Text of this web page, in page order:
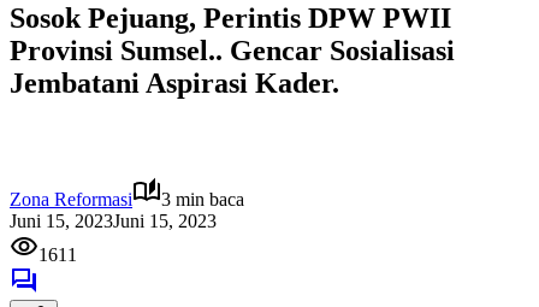
Sosok Pejuang, Perintis DPW PWII
Provinsi Sumsel.. Gencar Sosialisasi
Jembatani Aspirasi Kader.
Zona Reformasi
3 min baca
Juni 15, 2023Juni 15, 2023
1611